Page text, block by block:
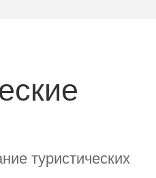
туристических